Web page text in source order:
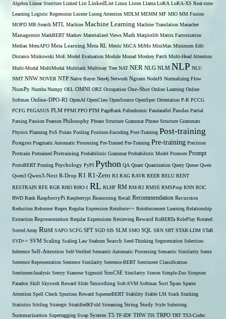
Algebra Linear Sturcture Linked List LinkedList Linux Listen Llama LoRA LoRA-XS Real-time
Learning Logistic Regression Lucene Luong Attention MDLM MEMM MF MIO MM Fusion
MOPD MR-Search MTL Machine Machine Learning Machine Translation Manacher
Managemnt MarkBERT Markov Materialized Views Math Matplotlib Matrix Factorization
Median MemAPO Meta Learning Meta RL Metric MiCA MiMo MiniMax Minimum Edit
Distance Minkowski MoE Model Evaluation Module Monad Monkey Patch Multi-Head Attention
Multi-Modal MultiModal Multitask Multiway Tree NAT NER NLG NLM NLP NLU
NMT NNW NOVER NTP Naive Bayes Neo4j Network Ngram NodeJS Normalizing Flow
NumPy Numba Numpy OEL OMNI ORZ Occupation One-Shot Online Learning Online
Softmax Online-DPO-R1 OpenAI OpenClaw OpenSource OpenSpec Orientation P-R PCCG
PCFG PEGASUS PLM PPMI PPO PTM PageRank Palindromic Pandarallel Pandas Partial
Parsing Passion Pearson Philosophy Phrase Structure Grammar Phrase Structure Grammars
Physics Planning PoS Polars Pooling Position-Encoding Post-Training Post-training
Postgres Pragmatic Automatic Processing Pre-Trained Pre-Training Pre-training Precision
Pretrain Pretrained Pretraining Probabilistic Grammar Probabilistic Model Promote Prompt
ProtoBERT Pruning Psychology PyPI Python QA Quant Quantization Query Queue Qwen
Qwen3 Qwen3-Next R-Drop R1 R1-Zero R3 RAG RAVR REER RELU RENT
RESTRAIN RFE RGR RHO RHO-1 RL RLHF RM RM-R1 RMSE RMSProp RNN ROC
RWD Rank RaspberryPi Raspberrypi Reasoning Recall Recommendation Recursion
Reduction Reformer Regex Regular Expression Reinforce++ Reinforcement Learning Relationship
Extraction Representation Reqular Expressions Retrieving Reward RoBERTa RolePlay Rotated
Sorted Array Rust SAPO SCFG SFT SGD SIS SLM SMO SQL SRN SRT STAR-LDM STaR
SVD++ SVM Scaling Scaling Law Seaborn Search Seed-Thinking Segmentation Selection-
Inference Self-Attention Self-Verified Semantic Automatic Processing Semantic Similarity Senta
Sentence Representation Sentence Similarity Sentence-BERT Sentiment Classification
SentimentAnalysis Sentry Siamese Sigmoid SimCSE Similarity Simon Simple-Zoo Simpson
Paradox Skill Skywork Reward Slide Smoothing Soft-SVM Softmax Sort Span Sparse
Attention Spell Check Spurious Reward SqueezeBERT Stability Stable LM Stack Stacking
Statistics Stirling Strategic StratifiedKFold Streaming String Study Style Substring
Summarization Supertagging Swap System T5 TF-IDF THW TIS TRPO TRT TS3-Codec